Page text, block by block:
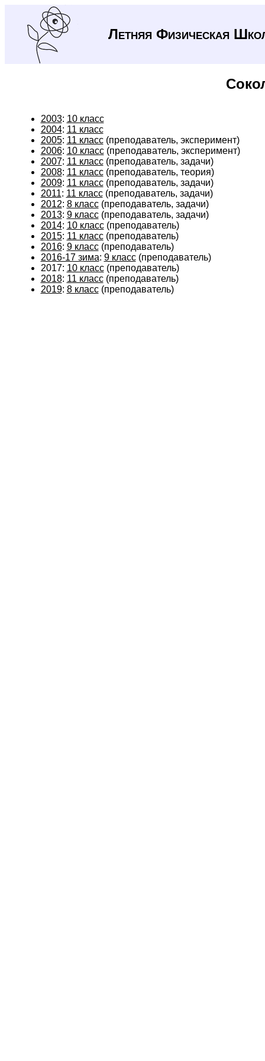
Летняя Физическая
2003: 10 класс
2004: 11 класс
2005: 11 класс(преподаватель, эксперимент)
2006: 10 класс(преподаватель, эксперимент)
2007: 11 класс(преподаватель, задачи)
2008: 11 класс(преподаватель, теория)
2009: 11 класс(преподаватель, задачи)
2011: 11 класс(преподаватель, задачи)
2012: 8 класс(преподаватель, задачи)
2013: 9 класс(преподаватель, задачи)
2014: 10 класс(преподаватель)
2015: 11 класс(преподаватель)
2016: 9 класс(преподаватель)
2016-17 зима: 9 класс(преподаватель)
2017: 10 класс(преподаватель)
2018: 11 класс(преподаватель)
2019: 8 класс(преподаватель)